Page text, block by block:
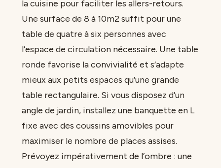
la cuisine pour faciliter les allers-retours.
Une surface de 8 à 10m2 suffit pour une
table de quatre à six personnes avec
l’espace de circulation nécessaire. Une table
ronde favorise la convivialité et s’adapte
mieux aux petits espaces qu’une grande
table rectangulaire. Si vous disposez d’un
angle de jardin, installez une banquette en L
fixe avec des coussins amovibles pour
maximiser le nombre de places assises.
Prévoyez impérativement de l’ombre : une